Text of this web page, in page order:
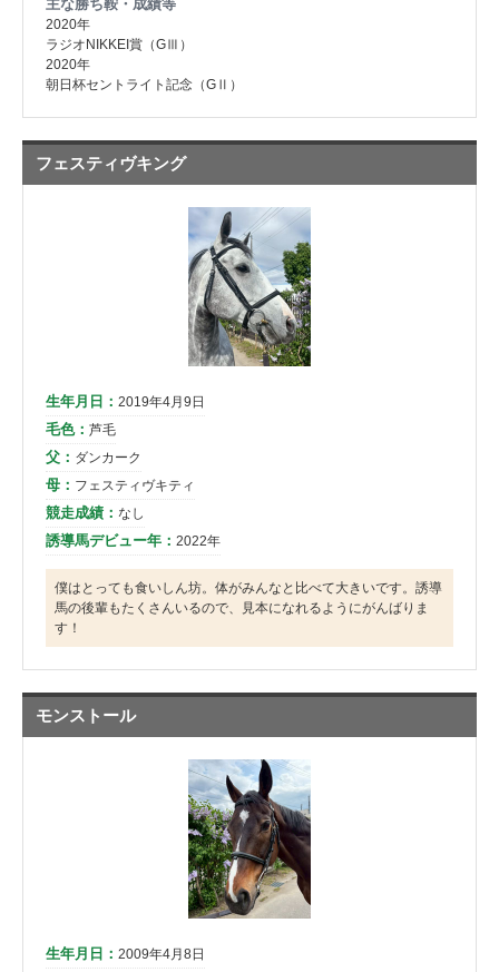
主な勝ち鞍・成績等
2020年
ラジオNIKKEI賞（GⅢ）
2020年
朝日杯セントライト記念（GⅡ）
フェスティヴキング
生年月日： 2019年4月9日
毛色： 芦毛
父： ダンカーク
母： フェスティヴキティ
競走成績： なし
誘導馬デビュー年： 2022年
僕はとっても食いしん坊。体がみんなと比べて大きいです。誘導
馬の後輩もたくさんいるので、見本になれるようにがんばりま
す！
モンストール
生年月日： 2009年4月8日